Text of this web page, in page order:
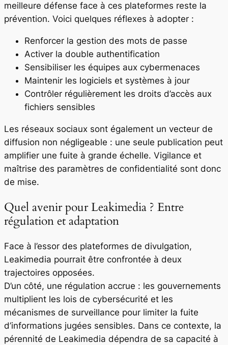
meilleure défense face à ces plateformes reste la
prévention. Voici quelques réflexes à adopter :
Renforcer la gestion des mots de passe
Activer la double authentification
Sensibiliser les équipes aux cybermenaces
Maintenir les logiciels et systèmes à jour
Contrôler régulièrement les droits d’accès aux
fichiers sensibles
Les réseaux sociaux sont également un vecteur de
diffusion non négligeable : une seule publication peut
amplifier une fuite à grande échelle. Vigilance et
maîtrise des paramètres de confidentialité sont donc
de mise.
Quel avenir pour Leakimedia ? Entre
régulation et adaptation
Face à l’essor des plateformes de divulgation,
Leakimedia pourrait être confrontée à deux
trajectoires opposées.
D’un côté, une régulation accrue : les gouvernements
multiplient les lois de cybersécurité et les
mécanismes de surveillance pour limiter la fuite
d’informations jugées sensibles. Dans ce contexte, la
pérennité de Leakimedia dépendra de sa capacité à